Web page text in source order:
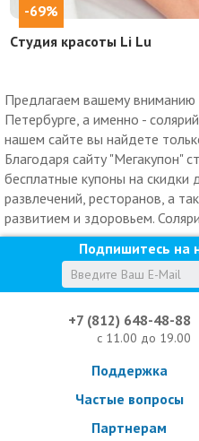
-69%
Cтудия красоты Li Lu
Предлагаем вашему вниманию
Петербурге, а именно -
нашем сайте вы найдете
Благодаря сайту "Мегакупон"
бесплатные купоны на скидки
развлечений, ресторанов, а
развитием и здоровьем.
Подпишитесь на
+7 (812) 648-48-88
с 11.00 до 19.00
Поддержка
Частые вопросы
Партнерам